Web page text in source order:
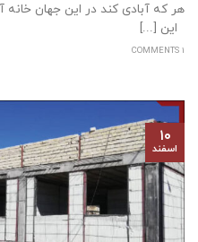
هر که آبادی کند در این جهان خانه
این [...]
1 COMMENTS
۱۰
اسفند